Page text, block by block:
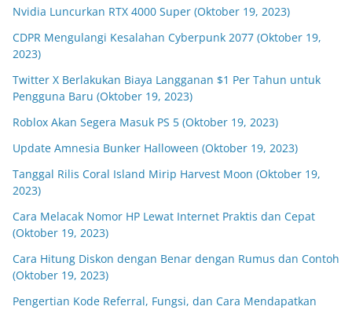
Nvidia Luncurkan RTX 4000 Super (Oktober 19, 2023)
CDPR Mengulangi Kesalahan Cyberpunk 2077 (Oktober 19,
2023)
Twitter X Berlakukan Biaya Langganan $1 Per Tahun untuk
Pengguna Baru (Oktober 19, 2023)
Roblox Akan Segera Masuk PS 5 (Oktober 19, 2023)
Update Amnesia Bunker Halloween (Oktober 19, 2023)
Tanggal Rilis Coral Island Mirip Harvest Moon (Oktober 19,
2023)
Cara Melacak Nomor HP Lewat Internet Praktis dan Cepat
(Oktober 19, 2023)
Cara Hitung Diskon dengan Benar dengan Rumus dan Contoh
(Oktober 19, 2023)
Pengertian Kode Referral, Fungsi, dan Cara Mendapatkan